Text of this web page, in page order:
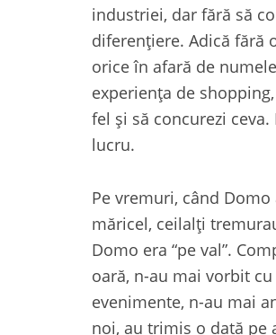
industriei, dar fără să
diferențiere. Adică fără
orice în afară de
experiența de
fel și să concurezi
lucru.
Pe vremuri, când
măricel, ceilalți
Domo era “pe val”.
oară, n-au mai vorbit
evenimente, n-au mai
noi, au trimis o dată pe